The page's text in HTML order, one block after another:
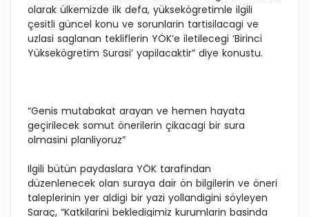
olarak ülkemizde ilk defa, yüksekögretimle ilgili
çesitli güncel konu ve sorunlarin tartisilacagi ve
uzlasi saglanan tekliflerin YÖK’e iletilecegi ‘Birinci
Yüksekögretim Surasi’ yapilacaktir” diye konustu.
“Genis mutabakat arayan ve hemen hayata
geçirilecek somut önerilerin çikacagi bir sura
olmasini planliyoruz”
Ilgili bütün paydaslara YÖK tarafindan
düzenlenecek olan suraya dair ön bilgilerin ve öneri
taleplerinin yer aldigi bir yazi yollandigini söyleyen
Saraç, “Katkilarini bekledigimiz kurumlarin basinda